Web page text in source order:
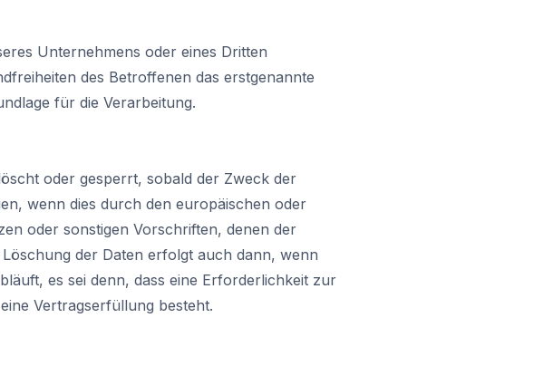
Unternehmens oder eines Dritten
des Betroffenen das erstgenannte
für die Verarbeitung.
oder gesperrt, sobald der Zweck der
wenn dies durch den europäischen oder
oder sonstigen Vorschriften, denen der
der Daten erfolgt auch dann, wenn
es sei denn, dass eine Erforderlichkeit zur
Vertragserfüllung besteht.